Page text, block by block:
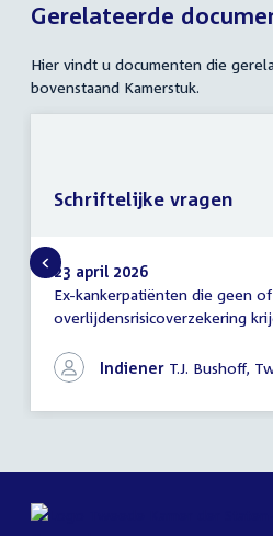
Gerelateerde
Hier vindt u documenten die
bovenstaand Kamerstuk.
Schriftelijke
vragen
23 april 2026
Ex-kankerpatiënten die geen
overlijdensrisicoverzekering
Indiener T.J. Bushoff,
Schriftelijke vragen